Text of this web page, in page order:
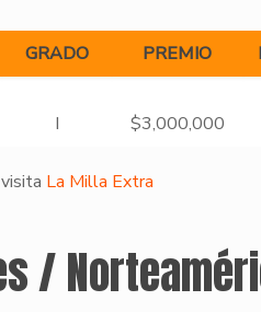
GRADO PREMIO
I $3,000,000
La Milla Extra
/